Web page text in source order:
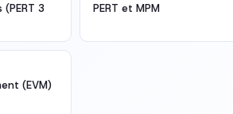
3
PERT et MPM
(EVM)